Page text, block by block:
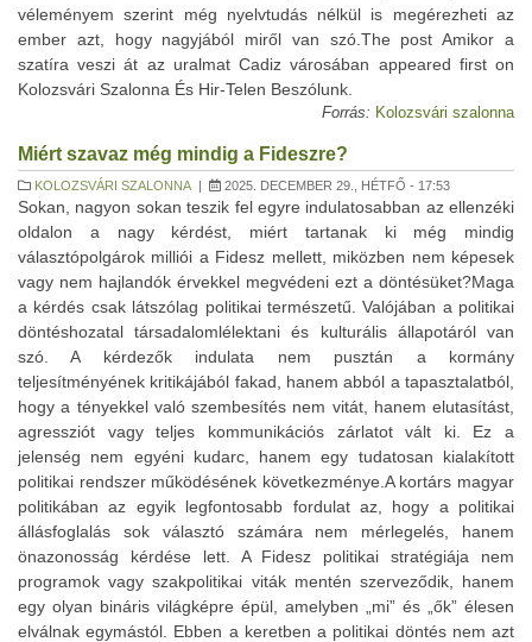
véleményem szerint még nyelvtudás nélkül is megérezheti az
ember azt, hogy nagyjából miről van szó.The post Amikor a
szatíra veszi át az uralmat Cadiz városában appeared first on
Kolozsvári Szalonna És Hir-Telen Beszólunk.
Forrás: Kolozsvári szalonna
Miért szavaz még mindig a Fideszre?
KOLOZSVÁRI SZALONNA | 2025. DECEMBER 29., HÉTFŐ - 17:53
Sokan, nagyon sokan teszik fel egyre indulatosabban az ellenzéki oldalon a nagy kérdést, miért tartanak ki még mindig választópolgárok milliói a Fidesz mellett, miközben nem képesek vagy nem hajlandók érvekkel megvédeni ezt a döntésüket?Maga a kérdés csak látszólag politikai természetű. Valójában a politikai döntéshozatal társadalomlélektani és kulturális állapotáról van szó. A kérdezők indulata nem pusztán a kormány teljesítményének kritikájából fakad, hanem abból a tapasztalatból, hogy a tényekkel való szembesítés nem vitát, hanem elutasítást, agressziót vagy teljes kommunikációs zárlatot vált ki. Ez a jelenség nem egyéni kudarc, hanem egy tudatosan kialakított politikai rendszer működésének következménye.A kortárs magyar politikában az egyik legfontosabb fordulat az, hogy a politikai állásfoglalás sok választó számára nem mérlegelés, hanem önazonosság kérdése lett. A Fidesz politikai stratégiája nem programok vagy szakpolitikai viták mentén szerveződik, hanem egy olyan bináris világképre épül, amelyben „mi” és „ők” élesen elválnak egymástól. Ebben a keretben a politikai döntés nem azt jelenti, hogy az állampolgár egy adott gazdaságpolitikát, oktatási modellt, egészségügyi reformot támogat vagy elutasít, hanem azt, hogy egy közösséghez tartozónak vallja magát.Ez a mechanizmus magyarázza, miért nem jelennek meg érdemi érvek a vitákban a vasút állapotáról, a kórházak leterheltségéről vagy az oktatás strukturális válságáról. Ezek a kérdések ugyanis nem megerősítik, hanem megbontják az identitást. Az érvelés alternatívákat feltételez, az identitás viszont kizárólagosságot. Aki érvel, az elismeri a bizonytalanság lehetőségét – a rendszer viszont éppen ezt igyekszik felszámolni.Külön figyelmet érdemel a vallás szerepe ebben a folyamatban. A „keresztény” jelző politikai használata nem hitbéli tartalmakat közvetít, hanem erkölcsi felmentést biztosít. Az állam és az egyház kapcsolatában nem az evangéliumi értékek – szolidaritás, elesettek védelme, igazságosság – kerülnek előtérbe, hanem az intézményi együttműködés: iskolák átadása, jelentős állami támogatások, ingatlanvagyonok juttatása.Ennek következménye az lett, hogy az egyházak elvesztették kritikai és önkritikai funkciójukat. Amikor gyermekvédelmi botrányok, egyházi visszaélések vagy szociális tragédiák kerülnek napvilágra, nem erkölcsi felháborodás következik, hanem az egyházi vezetők részéról relativizálás vagy hallgatás. A hívő állampolgár számára a hit így nem erkölcsi mérceként szolgál, mint az Újszövetség minden egyes lapján, hanem identitáserősítő pajzsként működik: „mi vagyunk a keresztények, tehát erkölcsileg igazunk van”. Ebben a koordinátarendszerben a kritika, az önkritika nem erkölcsi tett, hanem támadás „az élő egyház ellen”. Sem Iványi Gábor és kisegyháza vegzálása, meghurcolása, sem Balog püspök dicstelen szerepe az elhíresült kegyelmi ügyben, sem Bese „atya” orgiázása, de még az ilyen-olyan rendű és rangú papok mélységesen elítélendő, közfelháborodást okozó, és bizonyított, sorozatos pedofil bűncselekményei sem késztették bocsánatkérésre, de még érdemi megszólalásra sem a klérust. Tekintetüket – úgy tűnik – „tükör által homályosítja” a bankszámláik látványa, a közpénzből felújított, – hajléktalanok előtt gondosan zárt! – templomok, paloták, egyházi iskolák látványa, az államinál magasabb iskolai normatív támogatás, a szegedi stadion és Gerardus-, a lakiteleki Hungarikum-, vagy éppen a kalocsai Wellness Hotel, és püspöki luxusautóik hátsó üléseinek kényelme. Pedig – ezt maga Jézus, de még Szent Pál is megmondaná! – ez bizony mindösszesen 30 ezüstpénz, amiért kiárusították és elárulták a hitüket és a híveket.A rendszer egyik legfontosabb, a kádári, de igazából inkább a rákosista korszakot idéző újrafelfedezése, hogy a lojalitást erkölcsi értékké emelte. A jó állampolgár nem az, aki kérdez vagy számon kér, hanem az, aki kitart, aki „nem árulja el” a hatalmat kritikátlanul támogató „fideszes közösséget”. Ez különösen jól megfigyelhető válsághelyzetekben: infláció, egészségügyi túlterheltség, oktatási tiltakozások idején a kritikát nem figyelemfelhívásként, problémafelvetésként, hanem bomlasztásként értelmezi a rendszer. Ezért válik a politikai vita gyorsan érzelmivé és személyeskedővé. A tények – például, hogy miért drágább egy magyar élelmiszer Magyarországon, mint Nyugat-Európában – nem puszta információk, hanem identitásfenyegetések. A válasz ezért nem adat, hanem indulat.Ebben a struktúrában Orbán Viktor, mint politikai vezető sem hagyományos értelemben vett kormányfő. Orbán maga az identitás szimbolikus hordozója: személye összeforr a közösség önképével. Kritikája ezért nem politikai állításként, hanem a közösség elleni támadásként jelenik meg. Ez magyarázza, miért lehetetlen érdemi vitát folytatni a döntéseiről anélkül, hogy az ne válna személyes konfliktussá.A Fidesz melletti kitartás alapja tehát nem elsősorban gazdasági érdek vagy információhiány, hanem egy identitás-, hit- és lojalitásalapú politikai kultúra, amelyben az érvelés nem kívánatos, mert megbontja az egységet. Amíg ez az identitás stabil, addig a tények nem győznek meg – legfeljebb feldühítenek. A Fidesz melletti tartós társadalmi lojalitás második nagy magyarázati rétege történelmi és mentális természetű. A magyar társadalom kollektív emlékezetében mélyen él egy olyan politikai tapasztalat, amely szerint a szabadság hiánya elviselhető ár, ha cserébe kiszámíthatóság, és személyi-, illetve anyagi biztonság jár. Ez az örökség a késő kádárizmusból származik, és mindmáig meghatározza azt, ahogyan sokan az állam szerepéről gondolkodnak.Kádár János rendszere nem a jólét, hanem az elviselhetőség rendszere volt. A társadalmi alku lényege így foglalható össze: „nem szólunk bele, nem kérdezünk, cserébe az állam gondoskodik rólunk annyira, hogy ne kelljen félni sem a mától, sem a holnaptól, sem a holnaputántól – és nem avatkozik be a magánszféránkba”. Ez a gondolkodás nem tűnt el a rendszerváltással; csupán új politikai formát öltött. Orbán és a Fidesz-agytröszt ezt a mentális vágyat ismerte fel tudatosan vagy öntudatlanul, és aktiválta újra. Nem a polgári autonómia, nem az állampolgári jogok kiterjesztése került a középpontba, hanem a paternalista, atyáskodó állam újrateremtése. A politikai üzenet nem az volt, hogy „képesek vagytok dönteni”, hanem az, hogy „mi megvédünk benneteket”.A rendszer működését nem átfogó jóléti reformok, nem is a liberális piacgazdaság ösztönzése, segítése, hanem szimbolikus és szelektív juttatások tartják fenn. Ide tartozik például:Ezek az intézkedések nem rendszerszintű biztonságot teremtenek, hanem érzelmi lojalitást. A gondoskodás nem jogként, hanem kegyként jelenik meg. Aki kap, az legyen hálás; aki kimarad, az láthatatlanná válik, s reménykedhet, hogy legközelebb ő fog kapni. Ez magyarázza, miért nem vált ki tömeges elégedetlenséget az, hogy közben az egészségügy (kórházi osztálybezárások, orvos- és nővérhiány), az oktatás (tanárhiány, túlterhelt diákok, alacsony bérek) és a szociális ellátórendszer strukturálisan leépül, bizonyos rész-területeken már az összeomlás jeleit mutatja.Nem áll ki a rezsim a gyengék, az elesettek, a gyerekek mellett sem. Inkább megtanította arra a híveit, hozzászoktatta ahhoz, hogy a veszteségek – hosszú várólisták, ellátatlan betegek, kivándorló fiatalok, alacsony nyugdíjak, újabban az intézetis gyerekek – elkerülhetetlenek.A kádári rezsim modern változata így működik: „nem tökéletes, vannak még hibák, dolgozunk rajta, de legalább nincs káosz”. A bizonytalanságtól való félelem – különösen gazdasági és geopolitikai válságok idején – sokak számára fontosabb, mint a szabadság vagy az intézményi minőség. Ezért nem válik botránnyá, ha a saját szüleik nem kapnak megfelelő egészségügyi ellátást, vagy ha a saját gyerekeik esélyei romlanak az oktatásban. A veszteség privát tragédiává, nem pedig közüggyé válik.Ebben a rendszerben az állampolgár nem partner, hanem az állam segítségére szoruló, gondozott alany. A problémákat nem a rossz kormányzás okozza, mindig más a felelős a bajokért. A politika nyelve egyszerűsít. Komplex gazdasági vagy társadalmi kérdések helyett rámutatások jelennek meg: „Brüsszel elveszi”, „a háború miatt”, „mi megvédünk”. A paternalizmus lényege, hogy a „jóságos” állam leveszi a döntés terhét az egyén válláról.Ez magyarázza azt is, miért nem jelenik meg igény egy átfogó nyugdíjreformra, egészségügyi átalakításra vagy lakhatási stratégiára. A rendszer nem ösztönöz hosszú távú gondolkodásra, mert az felelősséggel járna. Ehelyett rövid távú stabilitásígéreteket kínál.A gondoskodás illúziójának azonban ára van. Ez az ár a szabadság fokozatos leértékelődése, az állampolgári autonómia elvesztése és a közszolgáltatások lassú eróziója. A kádári örökség modern formája nem nyílt diktatúrát, hanem hozzászoktatást jelent ahhoz, hogy kevesebbet várjunk el, kevesebbet kérdezzünk, és kevesebbet követeljünk.A Fidesz társadalmi beágyazottsága nem érthető meg a kádári gondoskodás illúziója nélkül. A rendszer sikere abban áll, hogy a biztonság ígéretét a szabadság alternatívájaként kínálja fel. A rendszer egyik legfontosabb önvédelmi mechanizmusa a folyamatos felelősségáthelyezés. A gazdasági és egyéb problémákért soha nem a kormány döntései felelősek, hanem külső tényezők: „Brüsszel”, „a szankciók”, „a háború”, „a migráció”, „a liberális elit”.Különösen jól megfigyelhető ez a felelősségáthelyezés az infláció és az élelmiszerárak kapcsán. Miközben Magyarországon az elmúlt években európai összehasonlításban is kiugró volt az infláció, és alapvető élelmiszerek gyakran drágábbak voltak, mint Ausztriában vagy Olaszországban, a kormány következetesen külső okokat nevezett meg. A belső tényezők – például a különadók rendszere, az árstopok torzító hatása, az áfa mértéke – kikerültek a nyilvános vitából. Ez a felelősségkivonás megkönnyíti a Fidesz-szavazó számára az alkalmazkodást: ha „nem rajtunk múlik”, akkor nincs mit számon kérni. A kudarc természeti csapássá, nem pedig politikai döntések következményévé válik.Külön elemzést érdemel a sz